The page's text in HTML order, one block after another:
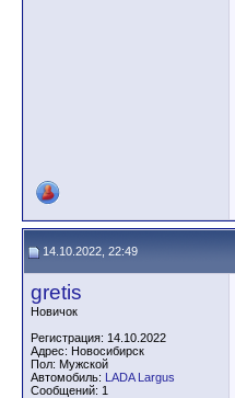
14.10.2022, 22:49
gretis
Новичок
Регистрация: 14.10.2022
Адрес: Новосибирск
Пол: Мужской
Автомобиль: LADA Largus
Сообщений: 1